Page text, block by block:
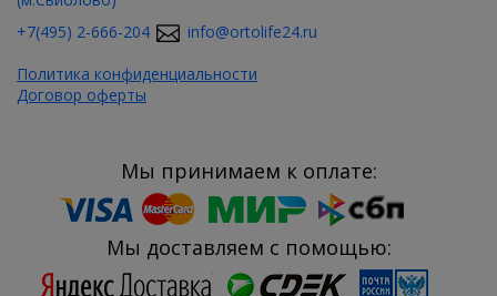
+7(495) 2-666-204
info@ortolife24.ru
Политика конфиденциальности
Договор оферты
Мы принимаем к оплате:
Мы доставляем с помощью: